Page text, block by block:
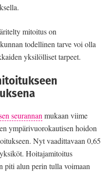
mitoitus on
todellinen tarve voi olla
yksilölliset tarpeet.
seurannan mukaan viime
ympärivuorokautisen hoidon
Nyt vaadittavaan 0,65
Hoitajamitoitus
piti alun perin tulla voimaan